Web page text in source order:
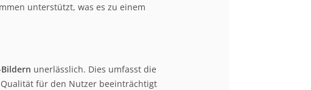
unterstützt, was es zu einem
unerlässlich. Dies umfasst die
für den Nutzer beeinträchtigt